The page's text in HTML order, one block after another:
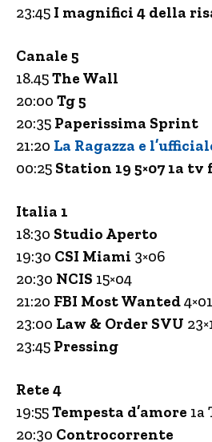
23:45 I magnifici 4 della
Canale 5
18.45The Wall
20:00 Tg 5
20:35 Paperissima Sprint
21:20 La Ragazza e
00:25 Station 19 5×07 1a tv
Italia 1
18:30 Studio Aperto
19:30 CSI Miami 3×06
20:30 NCIS 15×04
21:20 FBI Most Wanted
23:00 Law & Order SVU
23:45 Pressing
Rete 4
19:55Tempesta d’amore 1a
20:30 Controcorrente